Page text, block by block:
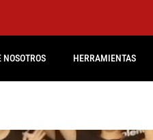
NOSOTROS HERRAMIENTAS